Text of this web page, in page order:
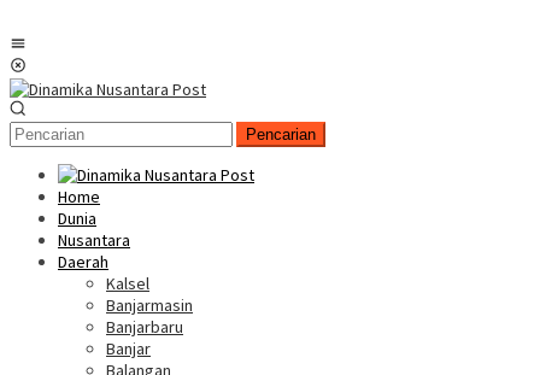
Pencarian
Home
Dunia
Nusantara
Daerah
Kalsel
Banjarmasin
Banjarbaru
Banjar
Balangan